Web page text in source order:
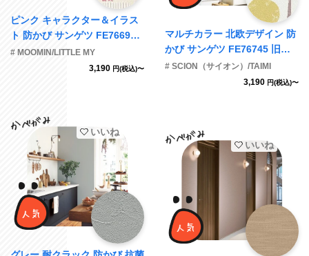
ピンク キャラクター＆イラス
ト 防かび サンゲツ FE76696
旧品番FE74387
# MOOMIN/LITTLE MY
3,190 円(税込)〜
マルチカラー 北欧デザイン 防
かび サンゲツ FE76745 旧品
番FE74371
# SCION（サイオン）/TAIMI
3,190 円(税込)〜
いいね
いいね